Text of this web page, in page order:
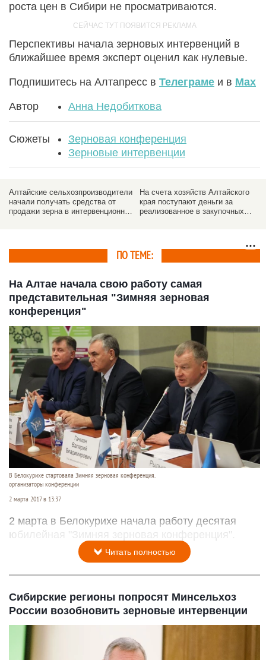
роста цен в Сибири не просматриваются.
Перспективы начала зерновых интервенций в
ближайшее время эксперт оценил как нулевые.
Подпишитесь на Алтапресс в Телеграме и в Max
Автор Анна Недобиткова
Сюжеты
Зерновая конференция
Зерновые интервенции
Алтайские сельхозпроизводители
начали получать средства от
продажи зерна в интервенционный
На счета хозяйств Алтайского
края поступают деньги за
реализованное в закупочных
ПО ТЕМЕ:
На Алтае начала свою работу самая
представительная "Зимняя зерновая
конференция"
В Белокурихе стартовала Зимняя зерновая конференция.
организаторы конференции
2 марта 2017 в 13:37
2 марта в Белокурихе начала работу десятая
юбилейная "Зимняя зерновая конференция".
Читать полностью
Сибирские регионы попросят Минсельхоз
России возобновить зерновые интервенции